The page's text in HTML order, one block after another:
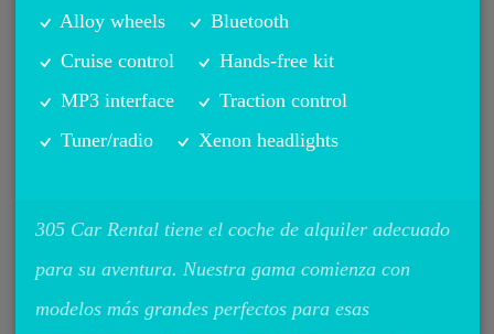
Alloy wheels
Bluetooth
Cruise control
Hands-free kit
MP3 interface
Traction control
Tuner/radio
Xenon headlights
305 Car Rental tiene el coche de alquiler adecuado
para su aventura. Nuestra gama comienza con
modelos más grandes perfectos para esas